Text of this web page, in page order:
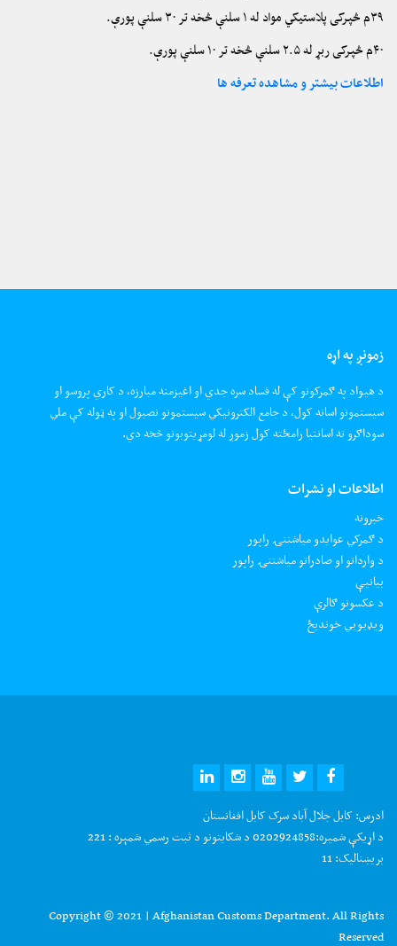
۳۹م څپرکی پلاستیکي مواد له ۱ سلنې څخه تر ۳۰ سلنې پورې.
۴۰م څپرکی ربړ له ۲.۵ سلنې څخه تر ۱۰ سلنې پورې.
اطلاعات بیشتر و مشاهده تعرفه ها
زمونږ په اړه
د هیواد په ګمرکونو کې له فساد سره جدي او اغیزمنه مبارزه، د کاري پروسو او
سیستمونو اسانه کول، د جامع الکترونیکي سیستمونو نصبول او په ټوله کې ملي
سوداګرو ته اسانتیا رامځته کول زموږ له لومړیتوبونو څخه دي.
اطلاعات او نشرات
خبرونه
د ګمرکي عوایدو میاشتنۍ راپور
د وارداتو او صادراتو میاشتنۍ راپور
بیانیې
د عکسونو ګالرې
ويډيويي خونديځ
ادرس:کابل جلال آباد سرک کابل افغانستان
د اړیکې شمیره:0202924858 د شکایتونو د ثبت رسمي شمېره : 221
بریښنالیک:
Copyright © 2021 | Afghanistan Customs Department. All Rights
Reserved